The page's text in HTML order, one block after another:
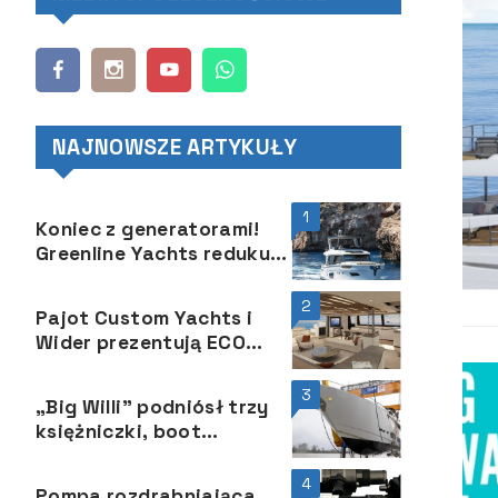
NAJNOWSZE ARTYKUŁY
1
Koniec z generatorami!
Greenline Yachts redukuje
zabawy z żeglowania
2
Pajot Custom Yachts i
Wider prezentują ECO
3
„Big Willi” podniósł trzy
księżniczki, boot
4